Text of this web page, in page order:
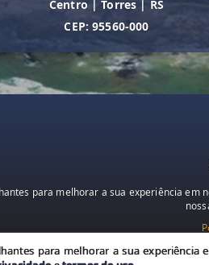
Centro | Torres | RS
CEP: 95560-000
para melhorar a sua experiência
para melhorar a sua